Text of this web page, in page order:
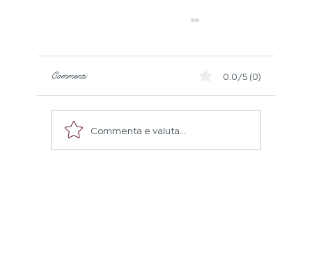
Puntare i riflettori sul Piemonte
Commenti 0.0/5 (0)
Commenta e valuta...